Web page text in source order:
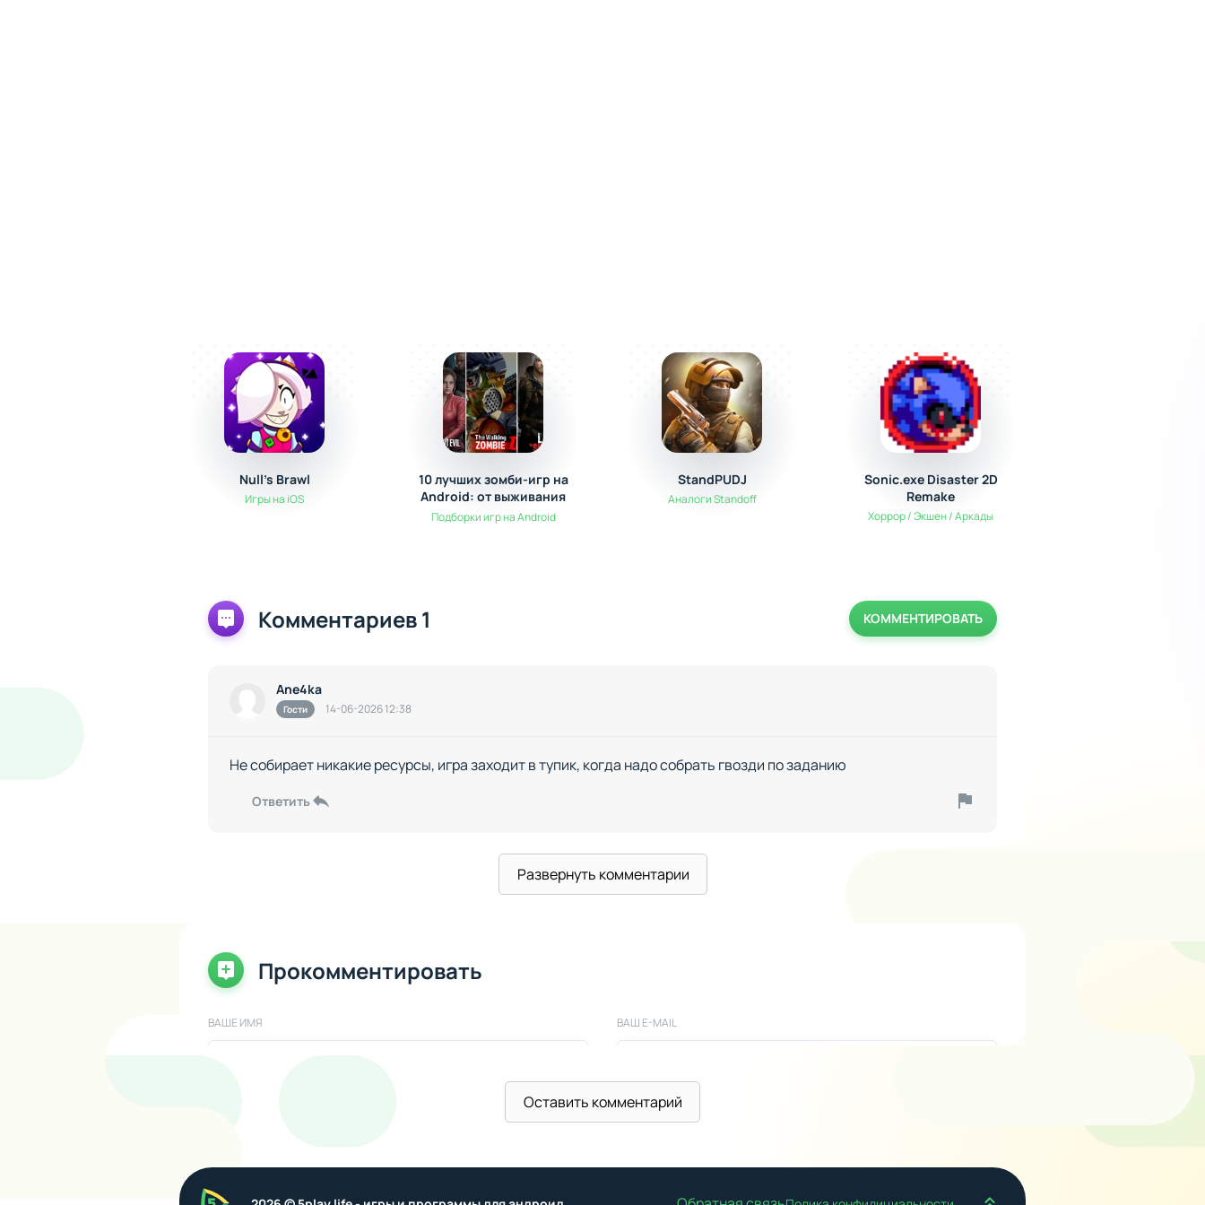
Null's Brawl
Игры на iOS
10 лучших зомби-игр на
Android: от выживания
до экшена
Подборки игр на Android
StandPUDJ
Аналоги Standoff
Sonic.exe Disaster 2D
Remake
Хоррор / Экшен / Аркады
Комментариев 1 КОММЕНТИРОВАТЬ
Ane4ka
Гости 14-06-2026 12:38
Не собирает никакие ресурсы, игра заходит в тупик, когда надо собрать гвозди по заданию
Ответить
Развернуть комментарии
Прокомментировать
ВАШЕ ИМЯ ВАШ E-MAIL
Оставить комментарий
5play Наверх